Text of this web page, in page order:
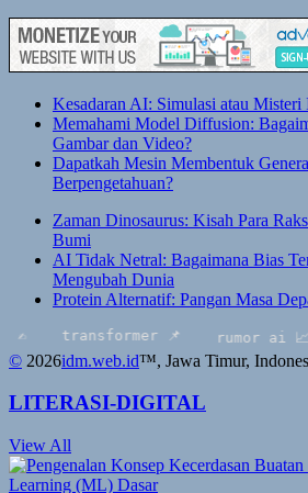
Kesadaran AI: Simulasi atau Misteri
Memahami Model Diffusion:
Gambar dan Video?
Dapatkah Mesin Membentuk
Berpengetahuan?
Zaman Dinosaurus: Kisah Para
Bumi
AI Tidak Netral: Bagaimana Bias
Mengubah Dunia
Protein Alternatif: Pangan Masa
transformer 📌 rumor ai 📈
© 2026idm.web.id™, Jawa Timur,
LITERASI-DIGITAL
View All